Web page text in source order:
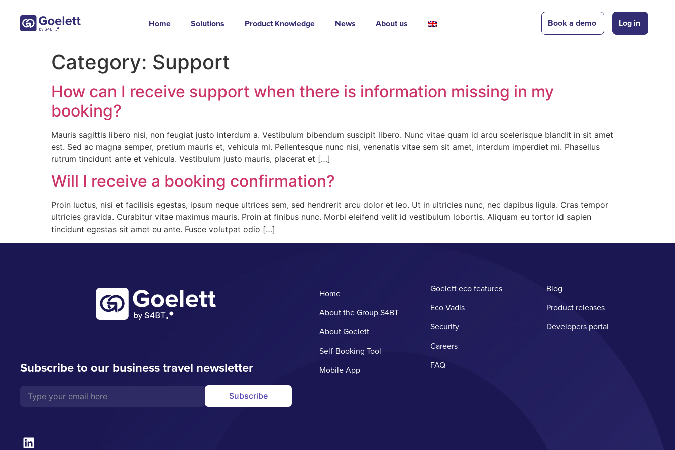
Home Solutions Product Knowledge News About us Book a demo Log in
Category: Support
How can I receive support when there is information missing in my
booking?
Mauris sagittis libero nisi, non feugiat justo interdum a. Vestibulum bibendum suscipit libero. Nunc vitae quam id arcu scelerisque blandit in sit amet
est. Sed ac magna semper, pretium mauris et, vehicula mi. Pellentesque nunc nisi, venenatis vitae sem sit amet, interdum imperdiet mi. Phasellus
rutrum tincidunt ante et vehicula. Vestibulum justo mauris, placerat et […]
Will I receive a booking confirmation?
Proin luctus, nisi et facilisis egestas, ipsum neque ultrices sem, sed hendrerit arcu dolor et leo. Ut in ultricies nunc, nec dapibus ligula. Cras tempor
ultricies gravida. Curabitur vitae maximus mauris. Proin at finibus nunc. Morbi eleifend velit id vestibulum lobortis. Aliquam eu tortor id sapien
tincidunt egestas sit amet eu ante. Fusce volutpat odio […]
Subscribe to our business travel newsletter
Subscribe
Home
About the Group S4BT
About Goelett
Self-Booking Tool
Mobile App
Goelett eco features
Eco Vadis
Security
Careers
FAQ
Blog
Product releases
Developers portal